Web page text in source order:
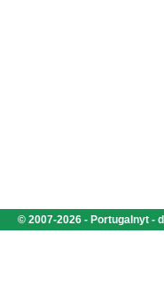
© 2007-2026 - Portugalnyt -